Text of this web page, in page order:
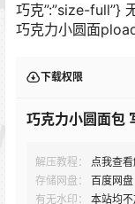
巧克”:”size-full”}
巧克力小圆面
下载权限
巧克力小圆面包
解压教程：
点我查
存储网盘：
百度网盘
有无水印：
本站均